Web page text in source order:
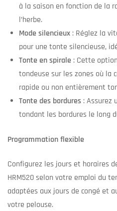
à la saison en fonction de la
l’herbe.
Mode silencieux: Réglez la
pour une tonte silencieuse,
Tonte en spirale : Cette
tondeuse sur les zones où la
rapide ou non entièrement
Tonte des bordures: Assurez
tondant les bordures le long
Programmation flexible
Configurez les jours et horaires
HRM520 selon votre emploi du
adaptées aux jours de congé et
votre pelouse.